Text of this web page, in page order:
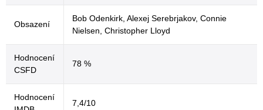
Obsazení
Bob Odenkirk, Alexej Serebrjakov, Connie
Nielsen, Christopher Lloyd
Hodnocení
CSFD
78 %
Hodnocení
7,4/10